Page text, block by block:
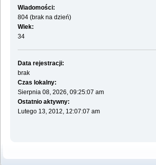
Wiadomości:
804 (brak na dzień)
Wiek:
34
Data rejestracji:
brak
Czas lokalny:
Sierpnia 08, 2026, 09:25:07 am
Ostatnio aktywny:
Lutego 13, 2012, 12:07:07 am